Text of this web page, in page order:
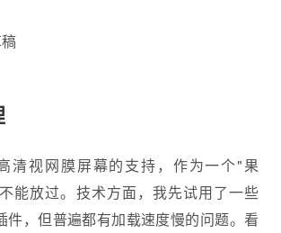
清视网膜屏幕的支持，作为一个"果
能放过。技术方面，我先试用了一些
件，但普遍都有加载速度慢的问题。看